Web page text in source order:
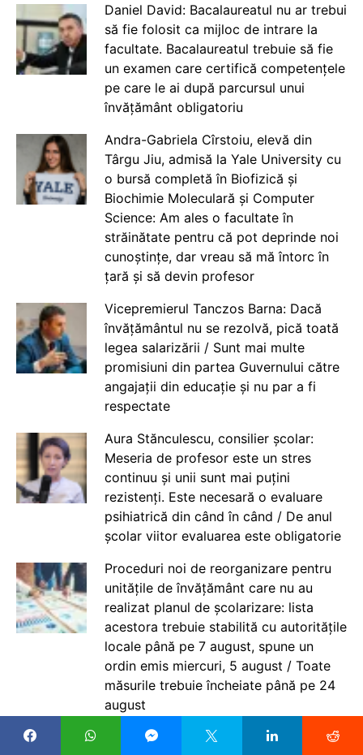
Daniel David: Bacalaureatul nu ar trebui
să fie folosit ca mijloc de intrare la
facultate. Bacalaureatul trebuie să fie
un examen care certifică competențele
pe care le ai după parcursul unui
învățământ obligatoriu
Andra-Gabriela Cîrstoiu, elevă din
Târgu Jiu, admisă la Yale University cu
o bursă completă în Biofizică și
Biochimie Moleculară și Computer
Science: Am ales o facultate în
străinătate pentru că pot deprinde noi
cunoștințe, dar vreau să mă întorc în
țară și să devin profesor
Vicepremierul Tanczos Barna: Dacă
învățământul nu se rezolvă, pică toată
legea salarizării / Sunt mai multe
promisiuni din partea Guvernului către
angajații din educație și nu par a fi
respectate
Aura Stănculescu, consilier școlar:
Meseria de profesor este un stres
continuu și unii sunt mai puțini
rezistenți. Este necesară o evaluare
psihiatrică din când în când / De anul
școlar viitor evaluarea este obligatorie
Proceduri noi de reorganizare pentru
unitățile de învățământ care nu au
realizat planul de școlarizare: lista
acestora trebuie stabilită cu autoritățile
locale până pe 7 august, spune un
ordin emis miercuri, 5 august / Toate
măsurile trebuie încheiate până pe 24
august
Directoarea Violeta Estrella Bontilă: